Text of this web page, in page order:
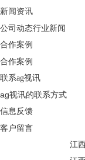
新闻资讯
公司动态行业新闻
合作案例
合作案例
联系ag视讯
ag视讯的联系方式
信息反馈
客户留言
江